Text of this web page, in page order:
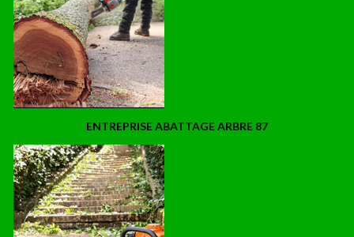
ENTREPRISE ABATTAGE ARBRE 87